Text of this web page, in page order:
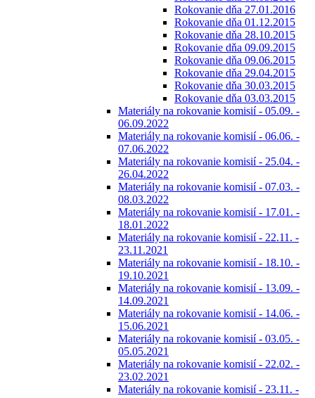
Rokovanie dňa 27.01.2016
Rokovanie dňa 01.12.2015
Rokovanie dňa 28.10.2015
Rokovanie dňa 09.09.2015
Rokovanie dňa 09.06.2015
Rokovanie dňa 29.04.2015
Rokovanie dňa 30.03.2015
Rokovanie dňa 03.03.2015
Materiály na rokovanie komisií - 05.09. -
06.09.2022
Materiály na rokovanie komisií - 06.06. -
07.06.2022
Materiály na rokovanie komisií - 25.04. -
26.04.2022
Materiály na rokovanie komisií - 07.03. -
08.03.2022
Materiály na rokovanie komisií - 17.01. -
18.01.2022
Materiály na rokovanie komisií - 22.11. -
23.11.2021
Materiály na rokovanie komisií - 18.10. -
19.10.2021
Materiály na rokovanie komisií - 13.09. -
14.09.2021
Materiály na rokovanie komisií - 14.06. -
15.06.2021
Materiály na rokovanie komisií - 03.05. -
05.05.2021
Materiály na rokovanie komisií - 22.02. -
23.02.2021
Materiály na rokovanie komisií - 23.11. -